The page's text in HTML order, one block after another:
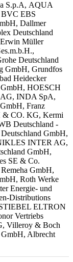
S.p.A, AQUA
BVC EBS
Dallmer
Deutschland
Müller
Deutschland
GmbH, Grundfos
Heidecker
HOESCH
INDA SpA,
Franz
CO. KG, Kermi
Deutschland -
GmbH,
INTER AG,
GmbH,
SE & Co.
GmbH,
Roth Werke
Energie- und
Distributions
ELTRON
Vertriebs
Villeroy & Boch
Albrecht